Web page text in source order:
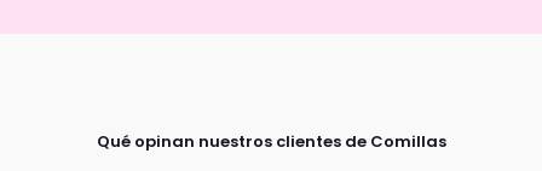
Qué opinan nuestros clientes de Comillas